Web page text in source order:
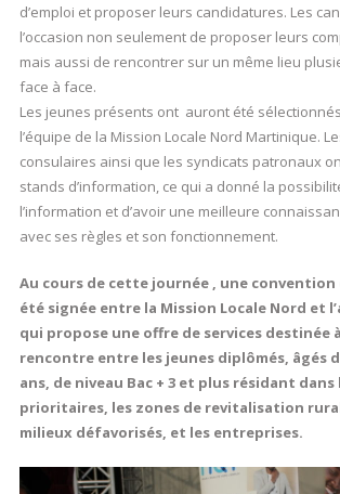
d’emploi et proposer leurs candidatures. Les
l’occasion non seulement de proposer leurs
mais aussi de rencontrer sur un même lieu
face à face.
Les jeunes présents ont auront été
l’équipe de la Mission Locale Nord Martinique.
consulaires ainsi que les syndicats patronaux
stands d’information, ce qui a donné la
l’information et d’avoir une meilleure
avec ses règles et son fonctionnement.
Au cours de cette journée , une
été signée entre la Mission Locale Nord et
qui propose une offre de services destinée
rencontre entre les jeunes diplômés, âgés
ans, de niveau Bac + 3 et plus résidant
prioritaires, les zones de revitalisation
milieux défavorisés, et les entreprises.